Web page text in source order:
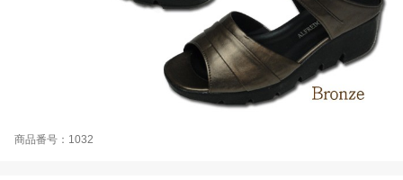
商品番号：1032